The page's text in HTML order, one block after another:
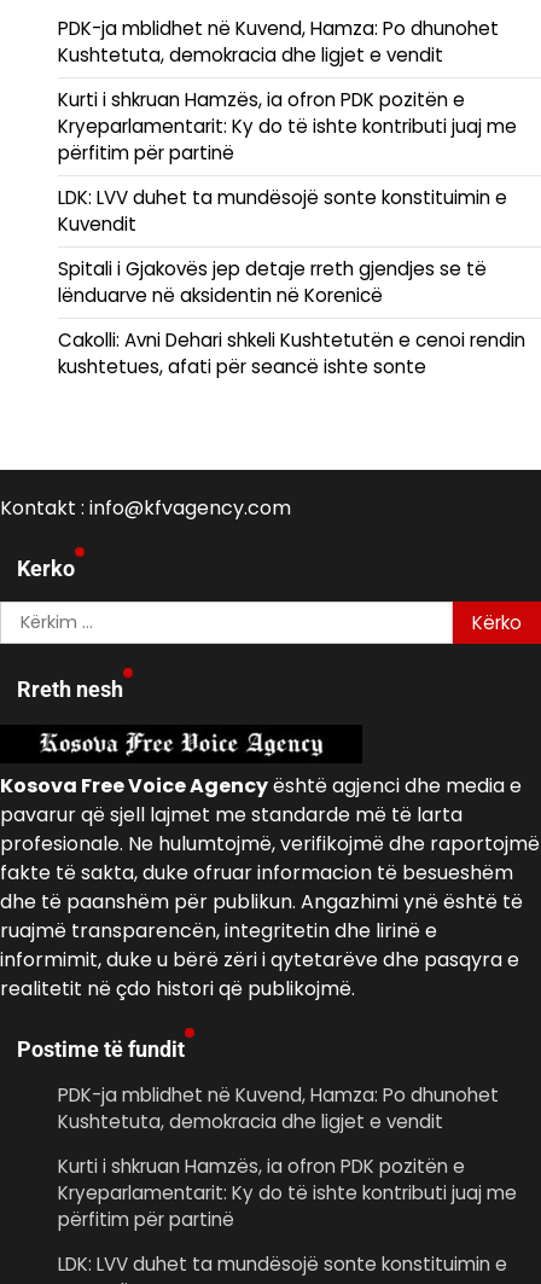
PDK-ja mblidhet në Kuvend, Hamza: Po dhunohet
Kushtetuta, demokracia dhe ligjet e vendit
Kurti i shkruan Hamzës, ia ofron PDK pozitën e
Kryeparlamentarit: Ky do të ishte kontributi juaj me
përfitim për partinë
LDK: LVV duhet ta mundësojë sonte konstituimin e
Kuvendit
Spitali i Gjakovës jep detaje rreth gjendjes se të
lënduarve në aksidentin në Korenicë
Cakolli: Avni Dehari shkeli Kushtetutën e cenoi rendin
kushtetues, afati për seancë ishte sonte
Kontakt : info@kfvagency.com
Kerko
Kërko
për:
Rreth nesh
Kosova Free Voice Agencyështë agjenci dhe media e
pavarur që sjell lajmet me standarde më të larta
profesionale. Ne hulumtojmë, verifikojmë dhe raportojmë
fakte të sakta, duke ofruar informacion të besueshëm
dhe të paanshëm për publikun. Angazhimi ynë është të
ruajmë transparencën, integritetin dhe lirinë e
informimit, duke u bërë zëri i qytetarëve dhe pasqyra e
realitetit në çdo histori që publikojmë.
Postime të fundit
PDK-ja mblidhet në Kuvend, Hamza: Po dhunohet
Kushtetuta, demokracia dhe ligjet e vendit
Kurti i shkruan Hamzës, ia ofron PDK pozitën e
Kryeparlamentarit: Ky do të ishte kontributi juaj me
përfitim për partinë
LDK: LVV duhet ta mundësojë sonte konstituimin e